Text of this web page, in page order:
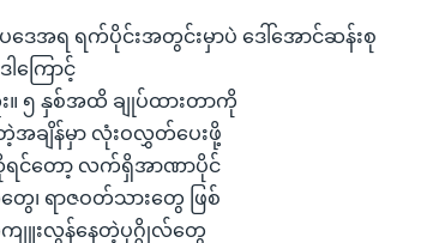
အရ ရက်ပိုင်းအတွင်းမှာပဲ ဒေါ်အောင်ဆန်းစု
ကြောင့်
း။ ၅ နှစ်အထိ ချုပ်ထားတာကို
တဲ့အချိန်မှာ လုံးဝလွှတ်ပေးဖို့
င်တော့ လက်ရှိအာဏာပိုင်
ရာဇဝတ်သားတွေ ဖြစ်
ျူးလွန်နေတဲ့ပုဂ္ဂိုလ်တွေ